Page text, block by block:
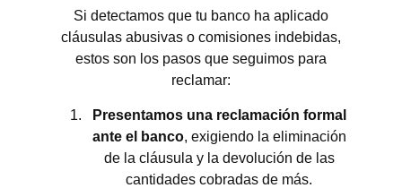
Si detectamos que tu banco ha aplicado
cláusulas abusivas o comisiones indebidas,
estos son los pasos que seguimos para
reclamar:
Presentamos una reclamación formal
ante el banco, exigiendo la eliminación
de la cláusula y la devolución de las
cantidades cobradas de más.